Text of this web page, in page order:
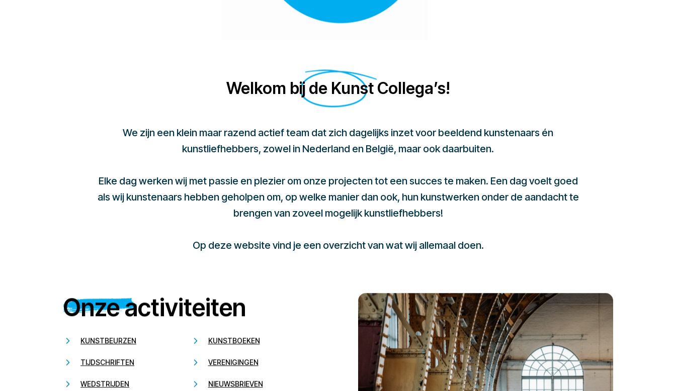
Welkom bij de Kunst Collega’s!
We zijn een klein maar razend actief team dat zich dagelijks inzet voor beeldend kunstenaars én
kunstliefhebbers, zowel in Nederland en België, maar ook daarbuiten.
Elke dag werken wij met passie en plezier om onze projecten tot een succes te maken. Een dag voelt goed
als wij kunstenaars hebben geholpen om, op welke manier dan ook, hun kunstwerken onder de aandacht te
brengen van zoveel mogelijk kunstliefhebbers!
Op deze website vind je een overzicht van wat wij allemaal doen.
Onze activiteiten
KUNSTBEURZEN KUNSTBOEKEN
TIJDSCHRIFTEN VERENIGINGEN
WEDSTRIJDEN NIEUWSBRIEVEN